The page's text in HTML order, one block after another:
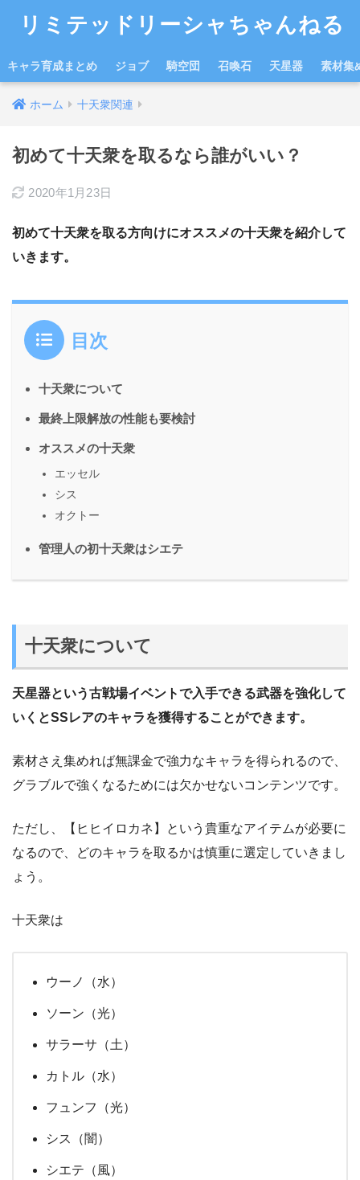
リミテッドリーシャちゃんねる
キャラ育成まとめ ジョブ 騎空団 召喚石 天星器 素材集
ホーム 十天衆関連
初めて十天衆を取るなら誰がいい？
2020年1月23日
初めて十天衆を取る方向けにオススメの十天衆を紹介して
いきます。
目次
十天衆について
最終上限解放の性能も要検討
オススメの十天衆
エッセル
シス
オクトー
管理人の初十天衆はシエテ
十天衆について
天星器という古戦場イベントで入手できる武器を強化して
いくとSSレアのキャラを獲得することができます。
素材さえ集めれば無課金で強力なキャラを得られるので、
グラブルで強くなるためには欠かせないコンテンツです。
ただし、【ヒヒイロカネ】という貴重なアイテムが必要に
なるので、どのキャラを取るかは慎重に選定していきまし
ょう。
十天衆は
ウーノ（水）
ソーン（光）
サラーサ（土）
カトル（水）
フュンフ（光）
シス（闇）
シエテ（風）